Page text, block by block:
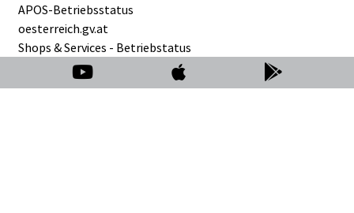
APOS-Betriebsstatus
oesterreich.gv.at
Shops & Services - Betriebstatus